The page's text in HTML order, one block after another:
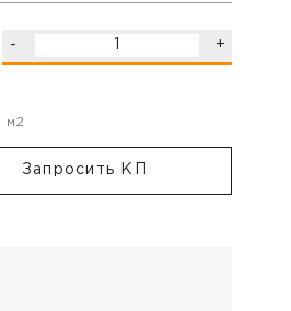
- +
м2
Запросить КП